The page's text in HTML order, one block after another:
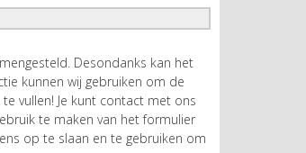
Desondanks kan het
kunnen wij gebruiken om de
vullen! Je kunt contact met ons
te maken van het formulier
op te slaan en te gebruiken om